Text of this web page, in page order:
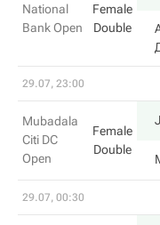
National
Bank Open
Female
Double
29.07, 23:00
Mubadala
Citi DC
Open
Female
Double
29.07, 00:30